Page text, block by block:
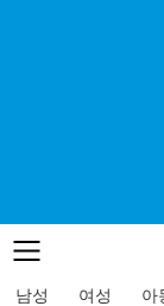
메뉴
남성 여성 아